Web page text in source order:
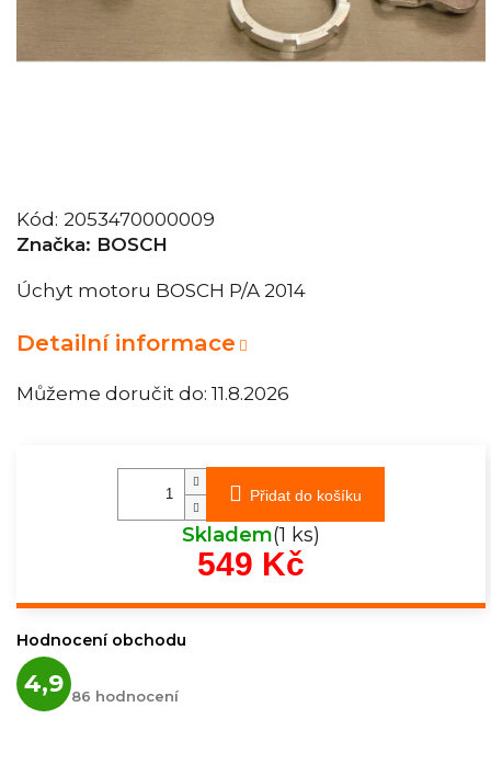
Kód: 2053470000009
Značka: BOSCH
Můžeme doručit do: 11.8.2026
Úchyt motoru BOSCH P/A 2014
Detailní informace
Přidat do košíku
Skladem(1 ks)
549 Kč
Hodnocení obchodu
4,9 hodnocení
obchodu
86 hodnocení